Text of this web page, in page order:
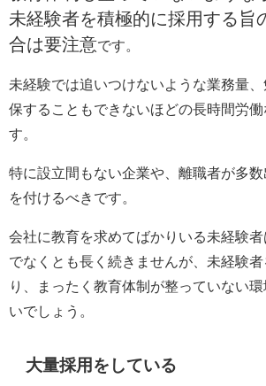
未経験者を積極的に採用する旨
合は要注意です。
未経験では追いつけないような業務量
保することもできないほどの長時間労働
す。
特に設立間もない企業や、離職者が多
を付けるべきです。
会社に教育を求めてばかりいる未経験
でなくとも長く続きませんが、未経験
り、まったく教育体制が整っていない
いでしょう。
大量採用をしている